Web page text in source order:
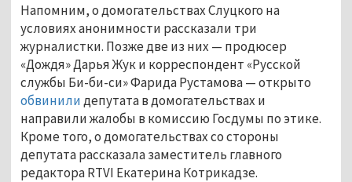
Напомним, о домогательствах Слуцкого на
условиях анонимности рассказали три
журналистки. Позже две из них — продюсер
«Дождя» Дарья Жук и корреспондент «Русской
службы Би-би-си» Фарида Рустамова — открыто
обвинилидепутата в домогательствах и
направили жалобы в комиссию Госдумы по этике.
Кроме того, о домогательствах со стороны
депутата рассказала заместитель главного
редактора RTVI Екатерина Котрикадзе.